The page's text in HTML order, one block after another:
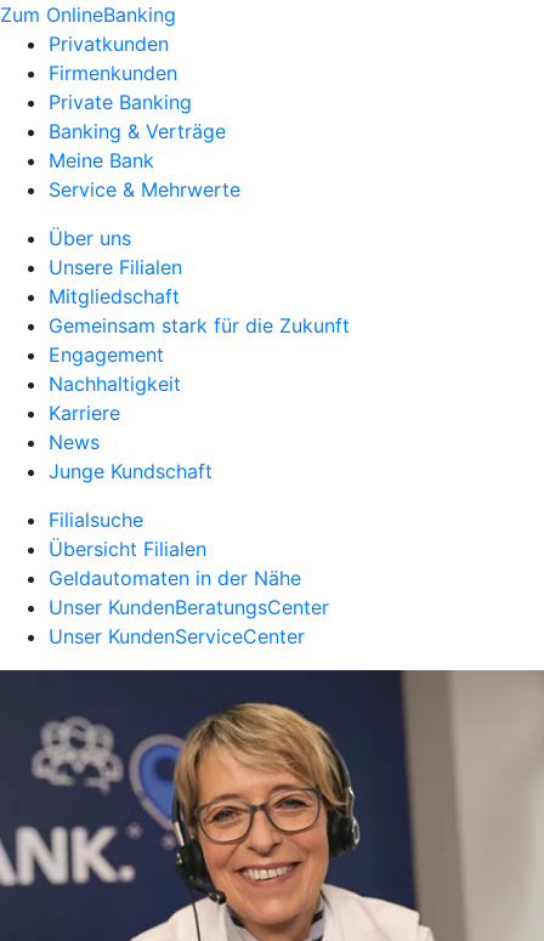
Zum OnlineBanking
Privatkunden
Firmenkunden
Private Banking
Banking & Verträge
Meine Bank
Service & Mehrwerte
Über uns
Unsere Filialen
Mitgliedschaft
Gemeinsam stark für die Zukunft
Engagement
Nachhaltigkeit
Karriere
News
Junge Kundschaft
Filialsuche
Übersicht Filialen
Geldautomaten in der Nähe
Unser KundenBeratungsCenter
Unser KundenServiceCenter